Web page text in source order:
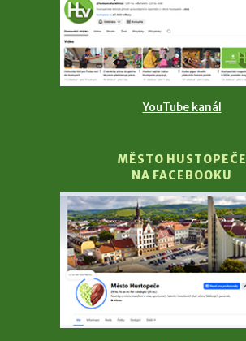
YouTube kanál
MĚSTO HUSTOPEČE
NA FACEBOOKU